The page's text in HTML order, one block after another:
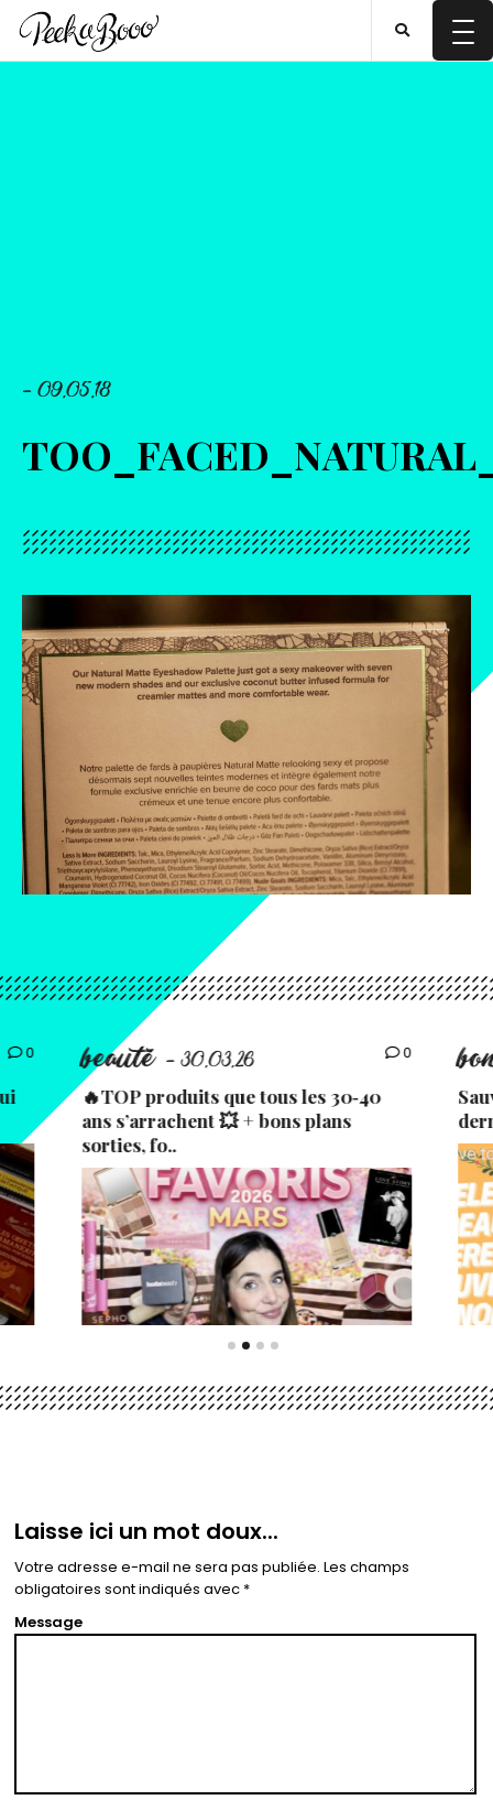
- 09.05.18
0 beauté - 30.03.26 0
🔥TOP produits que tous les 30‑40
ans s’arrachent 💥 + bons plans
sorties, fo..
Laisse ici un mot doux...
Votre adresse e-mail ne sera pas publiée. Les champs
obligatoires sont indiqués avec *
Message